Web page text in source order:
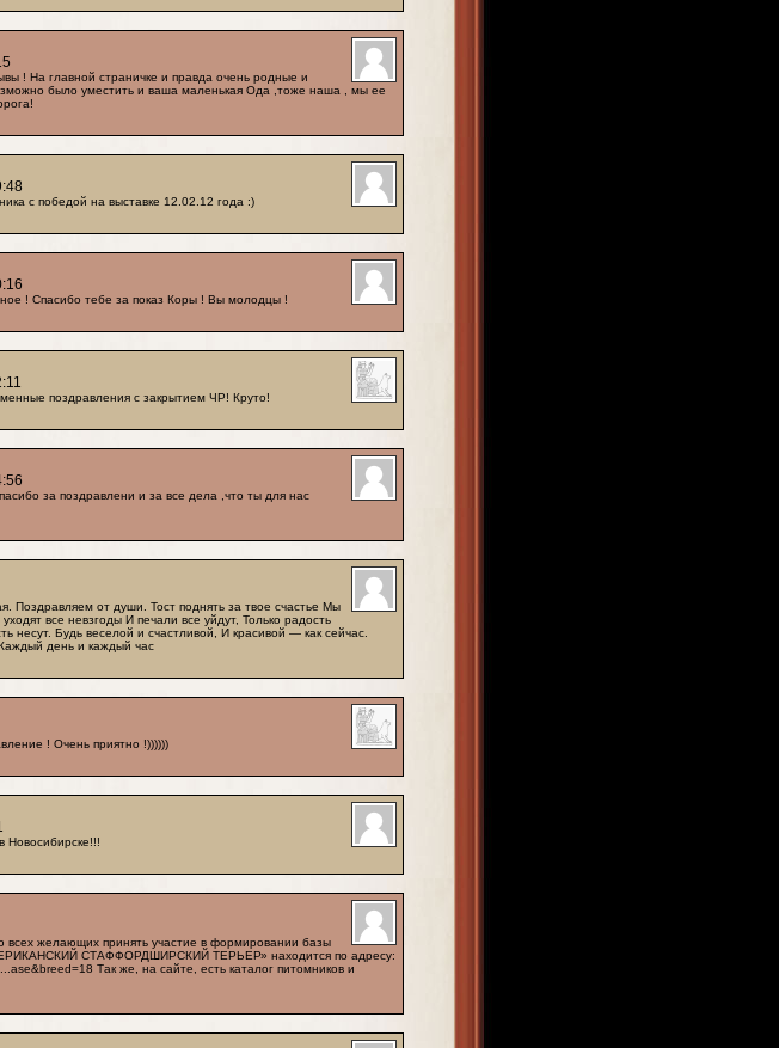
! На главной страничке и правда очень родные и
было уместить и ваша маленькая Ода ,тоже наша , мы ее
с победой на выставке 12.02.12 года :)
! Спасибо тебе за показ Коры ! Вы молодцы !
поздравления с закрытием ЧР! Круто!
за поздравлени и за все дела ,что ты для нас
Поздравляем от души. Тост поднять за твое счастье Мы
все невзгоды И печали все уйдут, Только радость
несут. Будь веселой и счастливой, И красивой — как сейчас.
день и каждый час
! Очень приятно !))))))
Новосибирске!!!
желающих принять участие в формировании базы
СТАФФОРДШИРСКИЙ ТЕРЬЕР» находится по адресу:
Так же, на сайте, есть каталог питомников и